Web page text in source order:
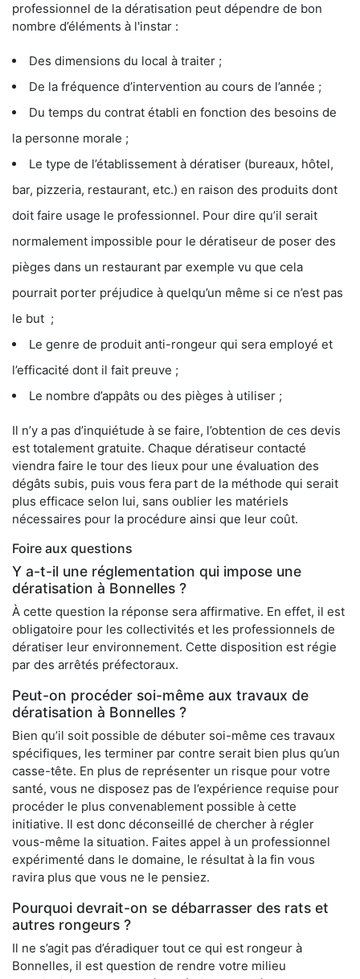
professionnel de la dératisation peut dépendre de bon
nombre d’éléments à l'instar :
Des dimensions du local à traiter ;
De la fréquence d’intervention au cours de l’année ;
Du temps du contrat établi en fonction des besoins de
la personne morale ;
Le type de l’établissement à dératiser (bureaux, hôtel,
bar, pizzeria, restaurant, etc.) en raison des produits dont
doit faire usage le professionnel. Pour dire qu’il serait
normalement impossible pour le dératiseur de poser des
pièges dans un restaurant par exemple vu que cela
pourrait porter préjudice à quelqu’un même si ce n’est pas
le but ;
Le genre de produit anti-rongeur qui sera employé et
l’efficacité dont il fait preuve ;
Le nombre d’appâts ou des pièges à utiliser ;
Il n’y a pas d’inquiétude à se faire, l’obtention de ces devis
est totalement gratuite. Chaque dératiseur contacté
viendra faire le tour des lieux pour une évaluation des
dégâts subis, puis vous fera part de la méthode qui serait
plus efficace selon lui, sans oublier les matériels
nécessaires pour la procédure ainsi que leur coût.
Foire aux questions
Y a-t-il une réglementation qui impose une
dératisation à Bonnelles ?
À cette question la réponse sera affirmative. En effet, il est
obligatoire pour les collectivités et les professionnels de
dératiser leur environnement. Cette disposition est régie
par des arrêtés préfectoraux.
Peut-on procéder soi-même aux travaux de
dératisation à Bonnelles ?
Bien qu’il soit possible de débuter soi-même ces travaux
spécifiques, les terminer par contre serait bien plus qu’un
casse-tête. En plus de représenter un risque pour votre
santé, vous ne disposez pas de l’expérience requise pour
procéder le plus convenablement possible à cette
initiative. Il est donc déconseillé de chercher à régler
vous-même la situation. Faites appel à un professionnel
expérimenté dans le domaine, le résultat à la fin vous
ravira plus que vous ne le pensiez.
Pourquoi devrait-on se débarrasser des rats et
autres rongeurs ?
Il ne s’agit pas d’éradiquer tout ce qui est rongeur à
Bonnelles, il est question de rendre votre milieu